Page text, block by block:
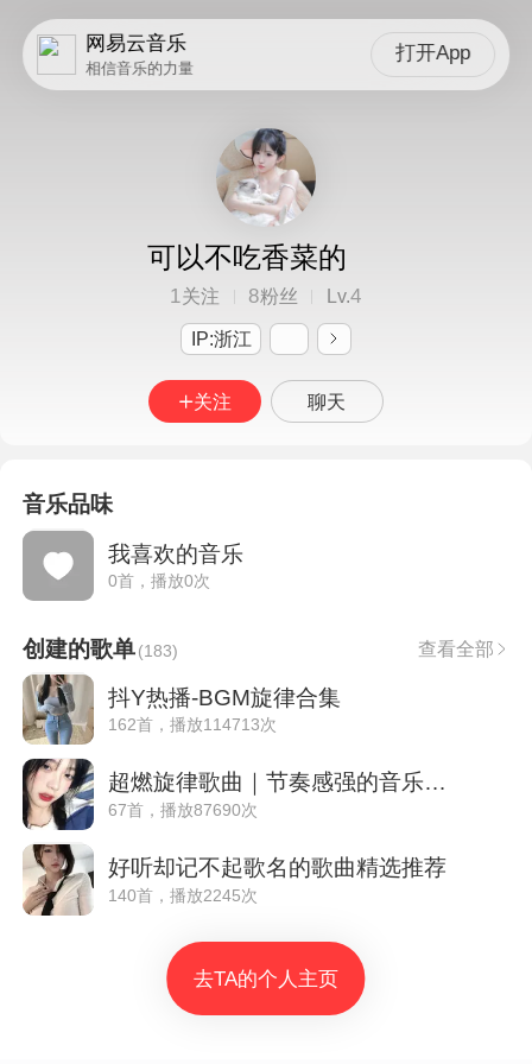
网易云音乐
相信音乐的力量
打开App
可以不吃香菜的
1关注 8粉丝 Lv.4
IP:浙江
关注 聊天
音乐品味
我喜欢的音乐
0首，播放0次
创建的歌单(183) 查看全部
抖Y热播-BGM旋律合集
162首，播放114713次
超燃旋律歌曲｜节奏感强的音乐运动健身跑步
67首，播放87690次
好听却记不起歌名的歌曲精选推荐
140首，播放2245次
去TA的个人主页